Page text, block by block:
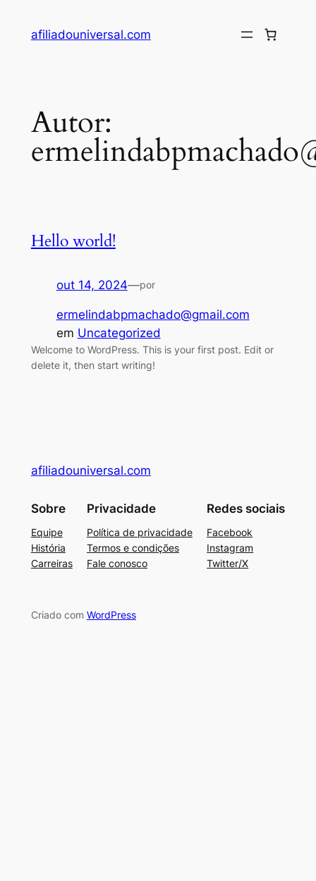
afiliadouniversal.com
Autor:
Hello world!
out 14, 2024—por
ermelindabpmachado@gmail.com
em Uncategorized
Welcome to WordPress. This is your first post. Edit or
delete it, then start writing!
afiliadouniversal.com
Sobre
Equipe
História
Carreiras
Privacidade
Política de privacidade
Termos e condições
Fale conosco
Redes sociais
Facebook
Instagram
Twitter/X
Criado com WordPress